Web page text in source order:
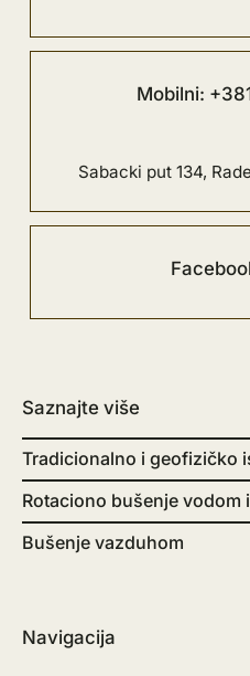
Mobilni:
Sabacki put 134,
Saznajte više
Tradicionalno i geofizičko
Rotaciono bušenje vodom
Bušenje vazduhom
Navigacija